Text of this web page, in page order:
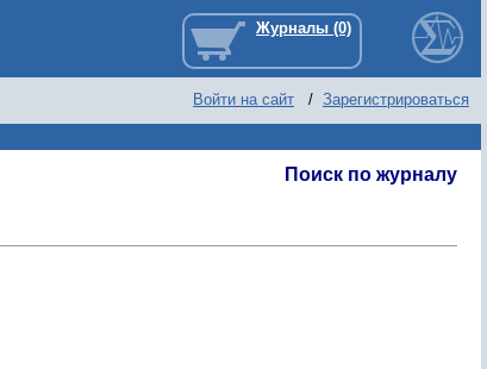
Войти на сайт / Зарегистрироваться
Поиск по журналу